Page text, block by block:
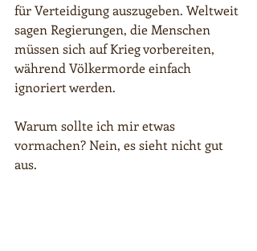
für Verteidigung auszugeben. Weltweit
sagen Regierungen, die Menschen
müssen sich auf Krieg vorbereiten,
während Völkermorde einfach
ignoriert werden.
Warum sollte ich mir etwas
vormachen? Nein, es sieht nicht gut
aus.